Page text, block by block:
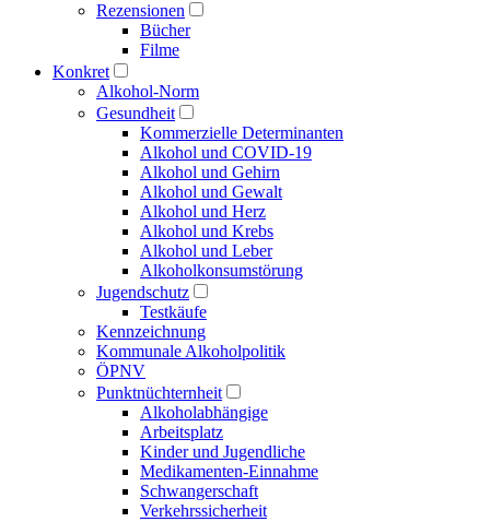
Rezensionen
Bücher
Filme
Konkret
Alkohol-Norm
Gesundheit
Kommerzielle Determinanten
Alkohol und COVID-19
Alkohol und Gehirn
Alkohol und Gewalt
Alkohol und Herz
Alkohol und Krebs
Alkohol und Leber
Alkoholkonsumstörung
Jugendschutz
Testkäufe
Kennzeichnung
Kommunale Alkoholpolitik
ÖPNV
Punktnüchternheit
Alkoholabhängige
Arbeitsplatz
Kinder und Jugendliche
Medikamenten-Einnahme
Schwangerschaft
Verkehrssicherheit